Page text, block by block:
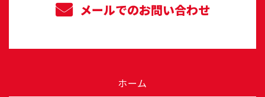
メールでのお問い合わせ
ホーム